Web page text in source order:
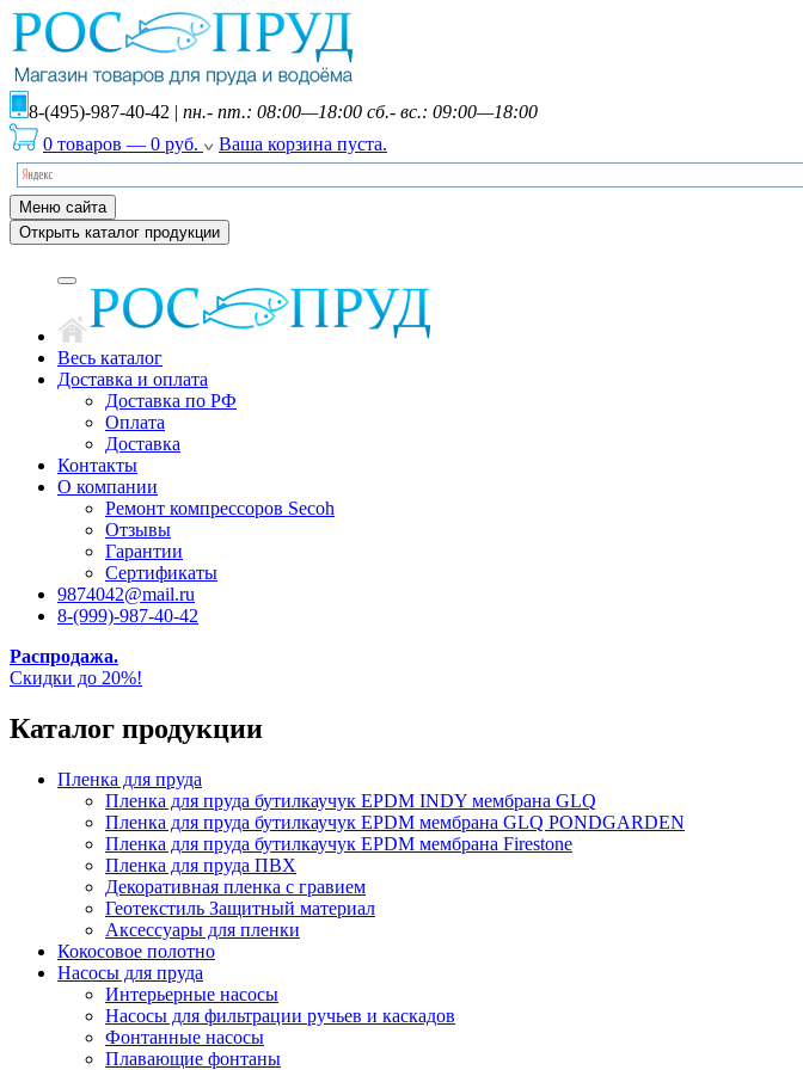
8-(495)-987-40-42 | пн.- пт.: 08:00—18:00 сб.- вс.: 09:00—18:00
0 товаров — 0 руб. Ваша корзина пуста.
Меню сайта
Открыть каталог продукции
Весь каталог
Доставка и оплата
Доставка по РФ
Оплата
Доставка
Контакты
О компании
Ремонт компрессоров Secoh
Отзывы
Гарантии
Сертификаты
9874042@mail.ru
8-(999)-987-40-42
Распродажа.
Скидки до 20%!
Каталог продукции
Пленка для пруда
Пленка для пруда бутилкаучук EPDM INDY мембрана GLQ
Пленка для пруда бутилкаучук EPDM мембрана GLQ PONDGARDEN
Пленка для пруда бутилкаучук EPDM мембрана Firestone
Пленка для пруда ПВХ
Декоративная пленка с гравием
Геотекстиль Защитный материал
Аксессуары для пленки
Кокосовое полотно
Насосы для пруда
Интерьерные насосы
Насосы для фильтрации ручьев и каскадов
Фонтанные насосы
Плавающие фонтаны